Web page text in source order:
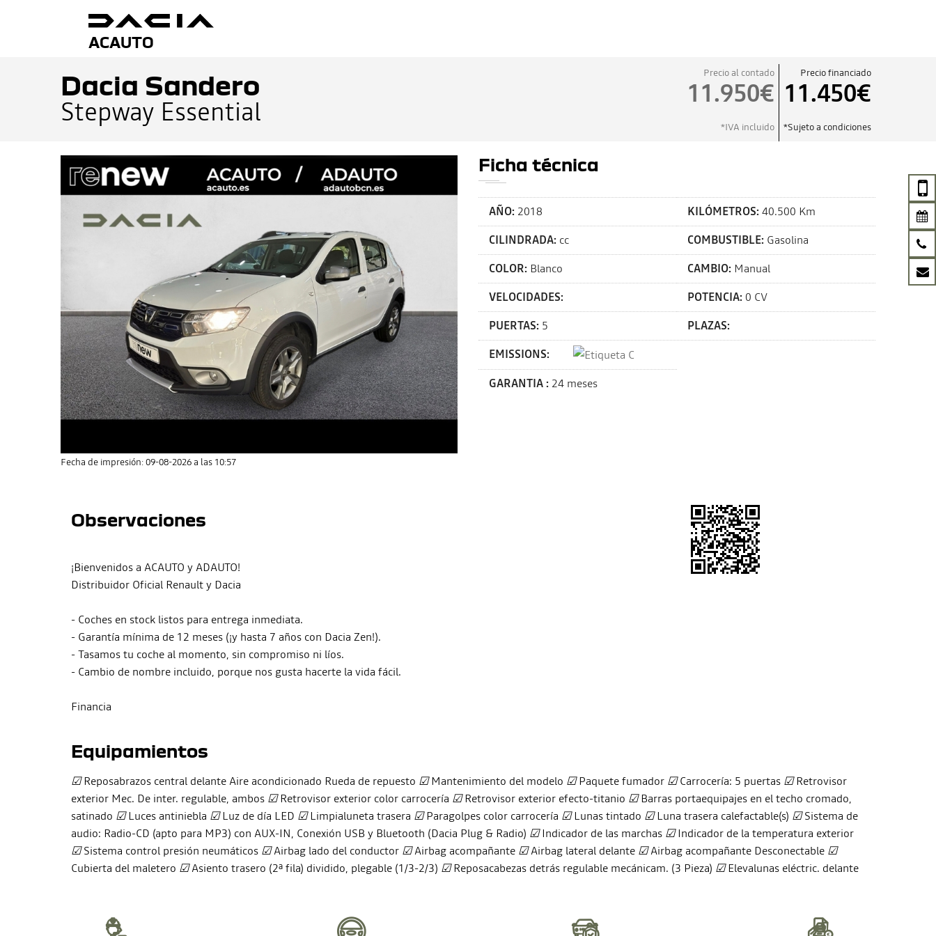
ACAUTO
Dacia Sandero
Stepway Essential
Precio al contado
11.950€
*IVA incluido
Precio financiado
11.450€
*Sujeto a condiciones
Fecha de impresión: 09-08-2026 a las 10:57
Ficha técnica
AÑO: 2018 KILÓMETROS:40.500 Km
CILINDRADA: cc COMBUSTIBLE: Gasolina
COLOR: Blanco CAMBIO: Manual
VELOCIDADES:
POTENCIA: 0 CV
PUERTAS: 5
PLAZAS:
EMISSIONS:
GARANTIA : 24 meses
Observaciones
¡Bienvenidos a ACAUTO y ADAUTO!
Distribuidor Oficial Renault y Dacia
- Coches en stock listos para entrega inmediata.
- Garantía mínima de 12 meses (¡y hasta 7 años con Dacia Zen!).
- Tasamos tu coche al momento, sin compromiso ni líos.
- Cambio de nombre incluido, porque nos gusta hacerte la vida fácil.
Financia
Equipamientos
☑Reposabrazos central delante Aire acondicionado Rueda de repuesto ☑Mantenimiento del modelo ☑Paquete fumador ☑Carrocería: 5 puertas ☑Retrovisor
exterior Mec. De inter. regulable, ambos ☑Retrovisor exterior color carrocería ☑Retrovisor exterior efecto-titanio ☑Barras portaequipajes en el techo cromado,
satinado ☑Luces antiniebla ☑Luz de día LED ☑Limpialuneta trasera ☑Paragolpes color carrocería ☑Lunas tintado ☑Luna trasera calefactable(s) ☑Sistema de
audio: Radio-CD (apto para MP3) con AUX-IN, Conexión USB y Bluetooth (Dacia Plug & Radio) ☑Indicador de las marchas ☑Indicador de la temperatura exterior
☑Sistema control presión neumáticos ☑Airbag lado del conductor ☑Airbag acompañante ☑Airbag lateral delante ☑Airbag acompañante Desconectable ☑
Cubierta del maletero ☑Asiento trasero (2ª fila) dividido, plegable (1/3-2/3) ☑Reposacabezas detrás regulable mecánicam. (3 Pieza) ☑Elevalunas eléctric. delante